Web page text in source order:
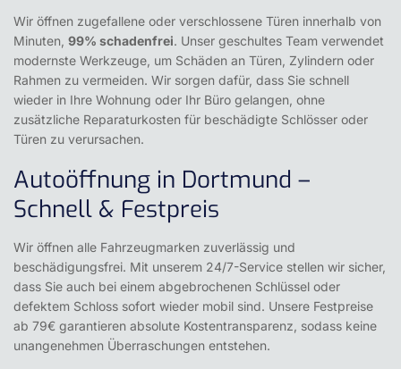
Wir öffnen zugefallene oder verschlossene Türen innerhalb von
Minuten, 99% schadenfrei. Unser geschultes Team verwendet
modernste Werkzeuge, um Schäden an Türen, Zylindern oder
Rahmen zu vermeiden. Wir sorgen dafür, dass Sie schnell
wieder in Ihre Wohnung oder Ihr Büro gelangen, ohne
zusätzliche Reparaturkosten für beschädigte Schlösser oder
Türen zu verursachen.
Autoöffnung in Dortmund –
Schnell & Festpreis
Wir öffnen alle Fahrzeugmarken zuverlässig und
beschädigungsfrei. Mit unserem 24/7-Service stellen wir sicher,
dass Sie auch bei einem abgebrochenen Schlüssel oder
defektem Schloss sofort wieder mobil sind. Unsere Festpreise
ab 79€ garantieren absolute Kostentransparenz, sodass keine
unangenehmen Überraschungen entstehen.